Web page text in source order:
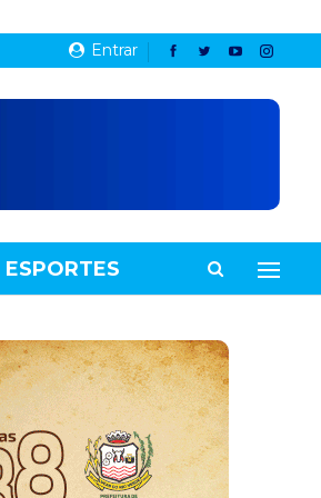
Entrar
ESPORTES